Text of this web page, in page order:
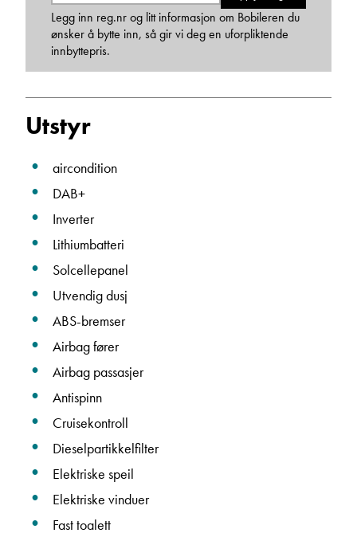
May-Liz Bringedal
Legg inn reg.nr og litt informasjon om Bobileren du
ønsker å bytte inn, så gir vi deg en uforpliktende
innbyttepris.
Utstyr
aircondition
DAB+
Inverter
Lithiumbatteri
Solcellepanel
Utvendig dusj
ABS-bremser
Airbag fører
Airbag passasjer
Antispinn
Cruisekontroll
Dieselpartikkelfilter
Elektriske speil
Elektriske vinduer
Fast toalett